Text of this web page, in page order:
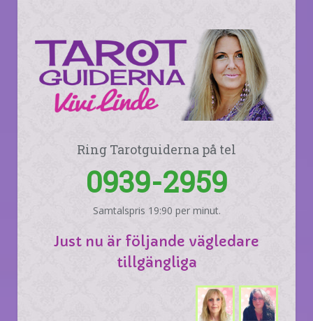
Ring Tarotguiderna på tel
0939-2959
Samtalspris 19:90 per minut.
Just nu är följande vägledare
tillgängliga